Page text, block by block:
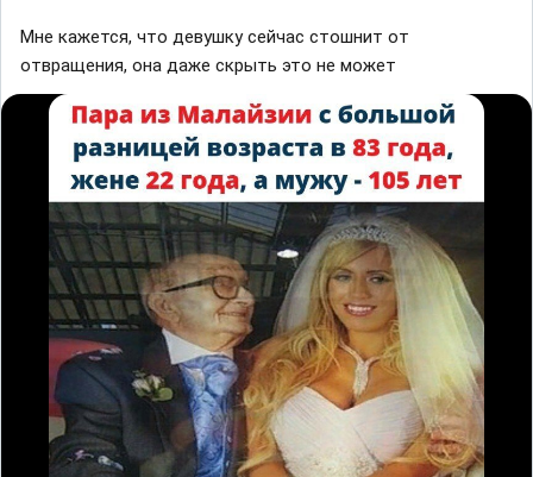
Мне кажется, что девушку сейчас стошнит от
отвращения, она даже скрыть это не может